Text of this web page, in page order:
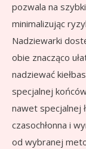
pozwala na
minimalizując
Nadziewarki
obie znacząco
nadziewać
specjalnej
nawet specjalnej
czasochłonna i
od wybranej